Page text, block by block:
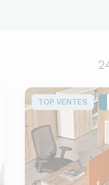
TOP VENTES